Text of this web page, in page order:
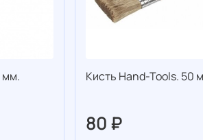
мм. Кисть Hand-Tools. 50
80 ₽